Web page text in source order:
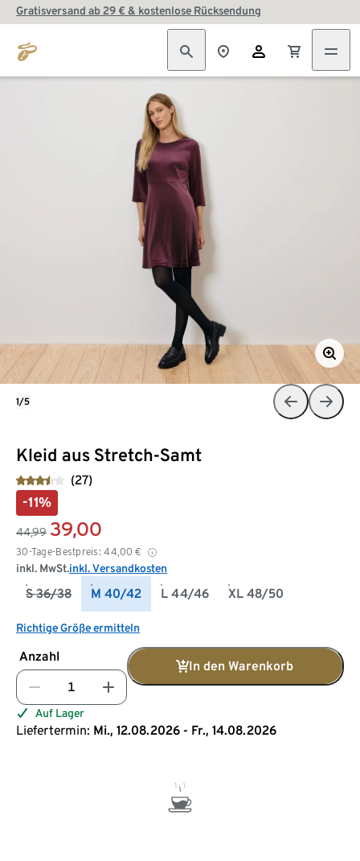
Gratisversand ab 29 € & kostenlose Rücksendung
Kleid aus Stretch-Samt
(27)
-11%
44,99 39,00
30-Tage-Bestpreis: 44,00 €
inkl. MwSt.inkl. Versandkosten
S 36/38 M 40/42 L 44/46 XL 48/50
Richtige Größe ermitteln
Anzahl
In den Warenkorb
Auf Lager
Liefertermin: Mi., 12.08.2026 - Fr., 14.08.2026
1/5